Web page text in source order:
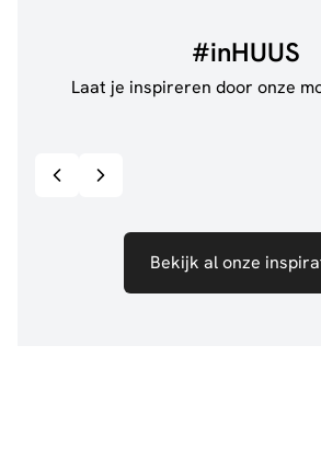
#inHUUS
Laat je inspireren door onze
Bekijk al onze